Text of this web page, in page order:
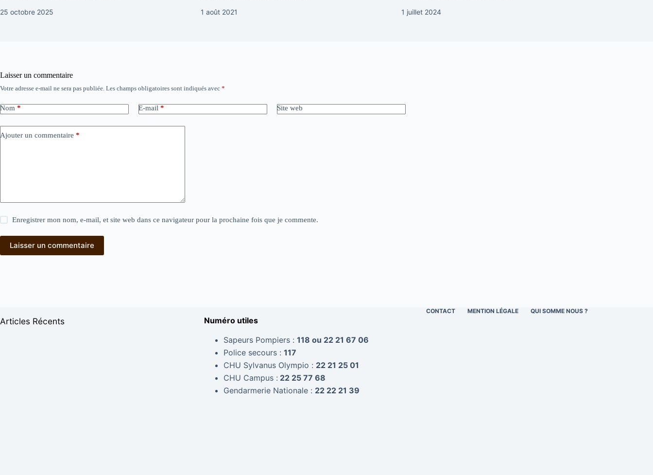
25 octobre 2025 1 août 2021 1 juillet 2024
Laisser un commentaire
Votre adresse e-mail ne sera pas publiée. Les champs obligatoires sont indiqués avec *
Nom * E-mail * Site web
Ajouter un commentaire *
Enregistrer mon nom, e-mail, et site web dans ce navigateur pour la prochaine fois que je commente.
Laisser un commentaire
CONTACT MENTION LÉGALE QUI SOMME NOUS ?
Articles Récents
Numéro utiles
Sapeurs Pompiers : 118 ou 22 21 67 06
Police secours : 117
CHU Sylvanus Olympio : 22 21 25 01
CHU Campus : 22 25 77 68
Gendarmerie Nationale : 22 22 21 39